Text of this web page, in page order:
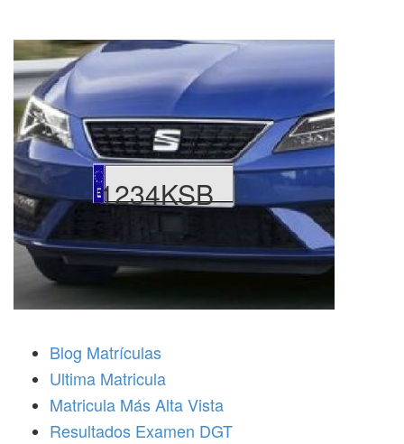
1234KSB
Blog Matrículas
Ultima Matricula
Matricula Más Alta Vista
Resultados Examen DGT